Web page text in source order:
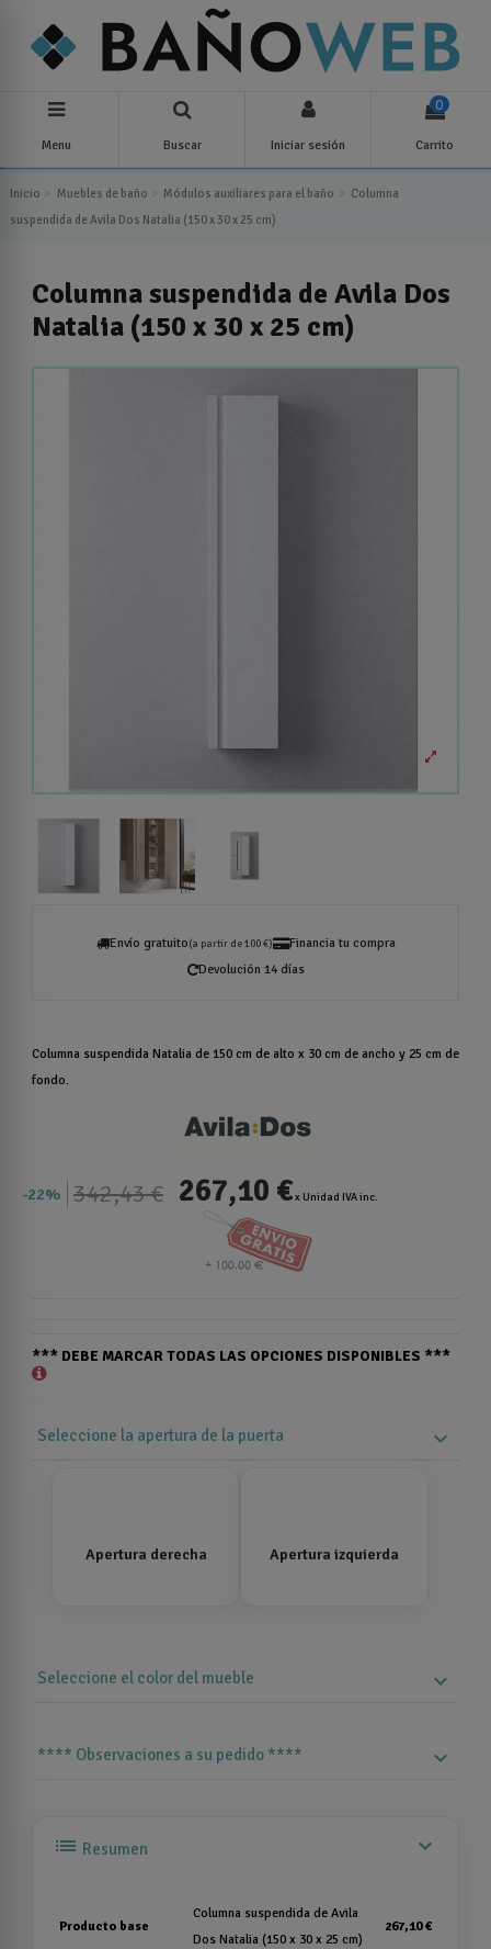
Menu Buscar Iniciar sesión
0
Carrito
Inicio Muebles de baño Módulos auxiliares para el baño
Columna
suspendida de Avila Dos Natalia (150 x 30 x 25 cm)
Columna suspendida de Avila Dos
Natalia (150 x 30 x 25 cm)
Envío gratuito(a partir de 100 €)
Financia tu compra
Devolución 14 días
Columna suspendida Natalia de 150 cm de alto x 30 cm de ancho y 25 cm de
fondo.
22% 342,43 € 267,10 €x Unidad IVA inc.
*** DEBE MARCAR TODAS LAS OPCIONES DISPONIBLES ***
Seleccione la apertura de la puerta expand_more
Apertura derecha Apertura izquierda
Seleccione el color del mueble expand_more
**** Observaciones a su pedido **** expand_more
list Resumen expand_more
Producto base
Columna suspendida de Avila
Dos Natalia (150 x 30 x 25 cm)
267,10 €